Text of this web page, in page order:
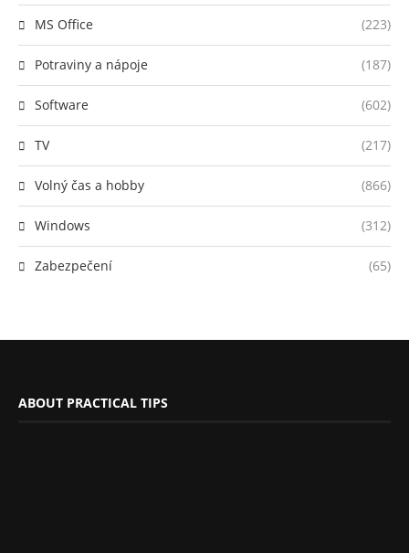
MS Office (223)
Potraviny a nápoje (187)
Software (602)
TV (217)
Volný čas a hobby (866)
Windows (312)
Zabezpečení (65)
ABOUT PRACTICAL TIPS